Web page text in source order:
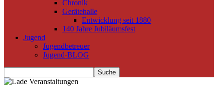
Chronik
Gerätehalle
Entwicklung seit 1880
140 Jahre Jubiläumsfest
Jugend
Jugendbetreuer
Jugend-BLOG